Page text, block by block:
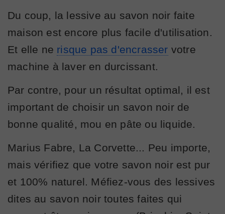
Du coup, la lessive au savon noir faite
maison est encore plus facile d'utilisation.
Et elle ne risque pas d'encrasser votre
machine à laver en durcissant.
Par contre, pour un résultat optimal, il est
important de choisir un savon noir de
bonne qualité, mou en pâte ou liquide.
Marius Fabre, La Corvette... Peu importe,
mais vérifiez que votre savon noir est pur
et 100% naturel. Méfiez-vous des lessives
dites au savon noir toutes faites qui